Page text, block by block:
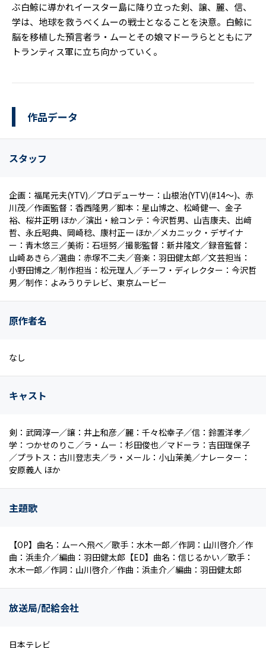
ぶ白鯨に導かれイースター島に降り立った剣、譲、麗、信、
学は、地球を救うべくムーの戦士となることを決意。白鯨に
脳を移植した預言者ラ・ムーとその娘マドーラらとともにア
トランティス軍に立ち向かっていく。
作品データ
スタッフ
企画：福尾元夫(YTV)／プロデューサー：山根治(YTV)(#14～)、赤
川茂／作画監督：香西隆男／脚本：星山博之、松崎健一、金子
裕、桜井正明 ほか／演出・絵コンテ：今沢哲男、山吉康夫、出﨑
哲、永丘昭典、岡崎稔、康村正一 ほか／メカニック・デザイナ
ー：青木悠三／美術：石垣努／撮影監督：新井隆文／録音監督：
山崎あきら／選曲：赤塚不二夫／音楽：羽田健太郎／文芸担当：
小野田博之／制作担当：松元理人／チーフ・ディレクター：今沢哲
男／制作：よみうりテレビ、東京ムービー
原作者名
なし
キャスト
剣：武岡淳一／譲：井上和彦／麗：千々松幸子／信：鈴置洋孝／
学：つかせのりこ／ラ・ムー：杉田俊也／マドーラ：吉田理保子
／プラトス：古川登志夫／ラ・メール：小山茉美／ナレーター：
安原義人 ほか
主題歌
【OP】曲名：ムーへ飛べ／歌手：水木一郎／作詞：山川啓介／作
曲：浜圭介／編曲：羽田健太郎【ED】曲名：信じるかい／歌手：
水木一郎／作詞：山川啓介／作曲：浜圭介／編曲：羽田健太郎
放送局/配給会社
日本テレビ